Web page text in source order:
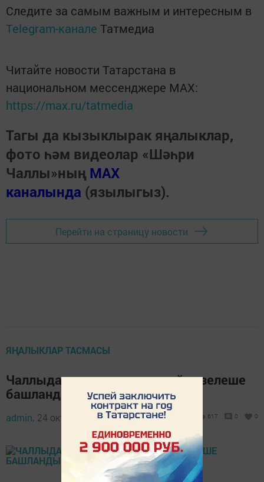
Следите за самым важным и интересным в
Telegram-канале Татмедиа
Читайте новости Татарстана в
национальном мессенджере MАХ:
https://max.ru/tatmedia
Тагы да кызыклырак яңалыклар,
фото һәм видеолар «Шәһри
Чаллы»ның MAX
каналында (язылыгыз).
Перейти на страницу новости
ЯҢАЛЫКЛАР ТАСМАСЫ
Чаллыда ачык һавада музей төзелеше
башланды
admin, 24 октябрь 2020 - 07:00 617 0 0